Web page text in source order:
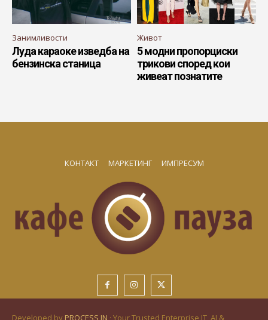
Занимливости
Луда караоке изведба на
бензинска станица
Живот
5 модни пропорциски
трикови според кои
живеат познатите
КОНТАКТ МАРКЕТИНГ ИМПРЕСУМ
Developed by PROCESS IN · Your Trusted Enterprise IT, AI &